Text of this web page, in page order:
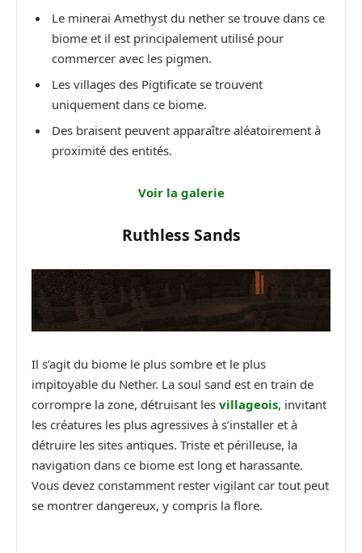
Le minerai Amethyst du nether se trouve dans ce
biome et il est principalement utilisé pour
commercer avec les pigmen.
Les villages des Pigtificate se trouvent
uniquement dans ce biome.
Des braisent peuvent apparaître aléatoirement à
proximité des entités.
Voir la galerie
Ruthless Sands
Il s’agit du biome le plus sombre et le plus
impitoyable du Nether. La soul sand est en train de
corrompre la zone, détruisant les villageois, invitant
les créatures les plus agressives à s’installer et à
détruire les sites antiques. Triste et périlleuse, la
navigation dans ce biome est long et harassante.
Vous devez constamment rester vigilant car tout peut
se montrer dangereux, y compris la flore.